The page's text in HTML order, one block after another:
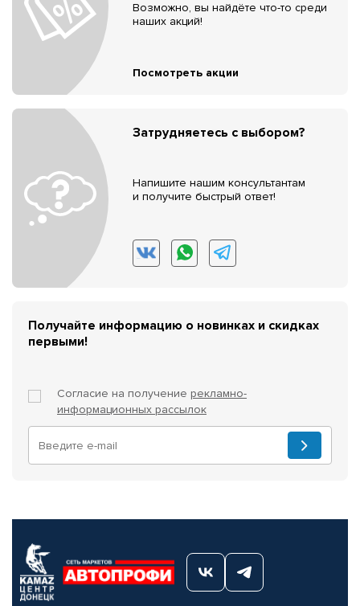
Возможно, вы найдёте что-то среди
наших акций!
Посмотреть акции
Затрудняетесь с выбором?
Напишите нашим консультантам
и получите быстрый ответ!
Получайте информацию о новинках и скидках
первыми!
Согласие на получение рекламно-
информационных рассылок